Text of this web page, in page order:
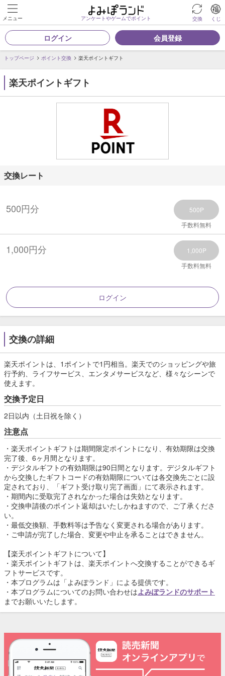
メニュー アンケートやゲームでポイント 交換 くじ
ログイン 会員登録
トップページ ポイント交換 楽天ポイントギフト
楽天ポイントギフト
交換レート
500円分
500P
手数料無料
1,000円分
1,000P
手数料無料
ログイン
交換の詳細
楽天ポイントは、1ポイントで1円相当。楽天でのショッピングや旅
行予約、ライフサービス、エンタメサービスなど、様々なシーンで
使えます。
交換予定日
2日以内（土日祝を除く）
注意点
・楽天ポイントギフトは期間限定ポイントになり、有効期限は交換
完了後、6ヶ月間となります。
・デジタルギフトの有効期限は90日間となります。デジタルギフト
から交換したギフトコードの有効期限については各交換先ごとに設
定されており、「ギフト受け取り完了画面」にて表示されます。
・期間内に受取完了されなかった場合は失効となります。
・交換申請後のポイント返却はいたしかねますので、ご了承くださ
い。
・最低交換額、手数料等は予告なく変更される場合があります。
・ご申請が完了した場合、変更や中止を承ることはできません。
【楽天ポイントギフトについて】
・楽天ポイントギフトは、楽天ポイントへ交換することができるギ
フトサービスです。
・本プログラムは「よみぽランド」による提供です。
・本プログラムについてのお問い合わせはよみぽランドのサポート
までお願いいたします。